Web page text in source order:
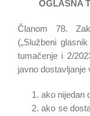
OGLASNA
Članom 78.
(„Službeni
tumačenje i 2/
javno dostavljanje
ako nijedan
ako se